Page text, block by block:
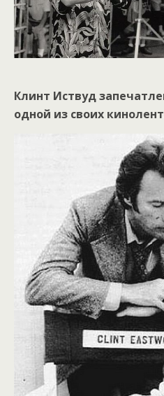
Клинт Иствуд
одной из своих